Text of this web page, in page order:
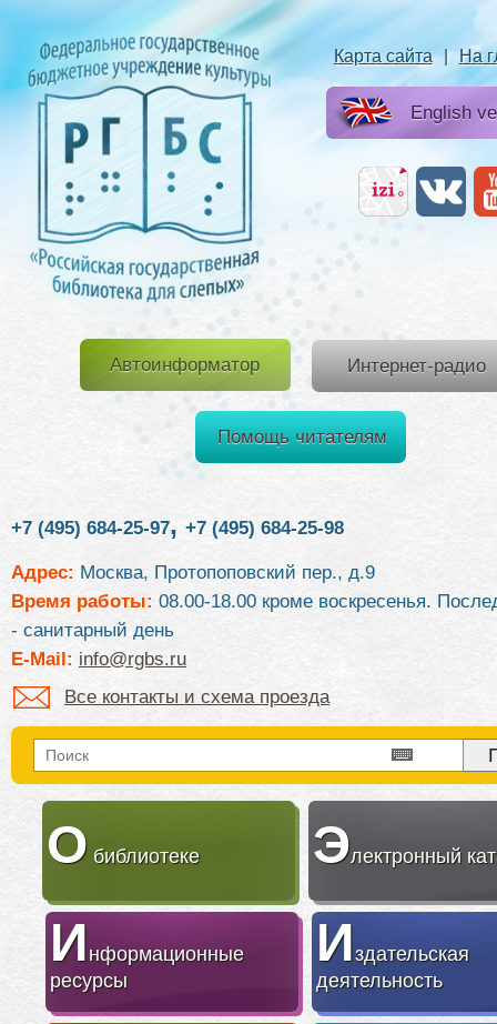
Карта сайта | На
English
Автоинформатор Интернет-радио
Помощь читателям
+7 (495) 684-25-97, +7 (495) 684-25-98
Адрес: Москва, Протопоповский пер., д.9
Время работы: 08.00-18.00 кроме воскресенья.
- санитарный день
E-Mail: info@rgbs.ru
Все контакты и схема проезда
О библиотеке Электронный
Информационные
ресурсы
Издательская
деятельность